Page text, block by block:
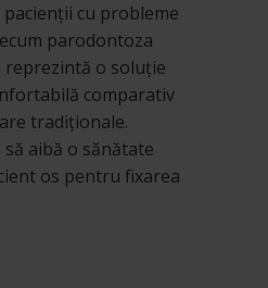
cu probleme
parodontoza
reprezintă o soluție
comparativ
tradiționale.
aibă o sănătate
os pentru fixarea